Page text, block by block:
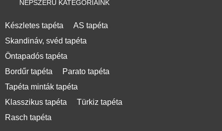
NÉPSZERŰ KATEGÓRIÁINK
Készletes tapéta
AS tapéta
Skandináv, svéd tapéta
Öntapadós tapéta
Bordűr tapéta
Parato tapéta
Tapéta minták tapéta
Klasszikus tapéta
Türkiz tapéta
Rasch tapéta